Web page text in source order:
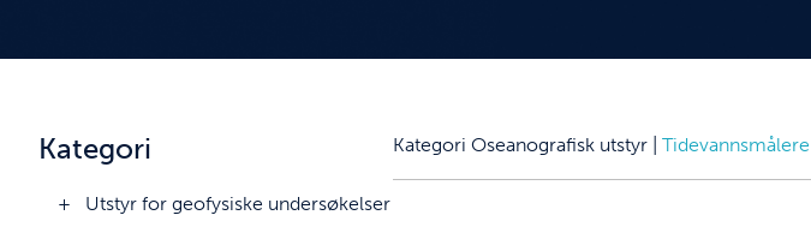
Kategori
Utstyr for geofysiske undersøkelser
KategoriOseanografisk utstyr |Tidevannsmålere